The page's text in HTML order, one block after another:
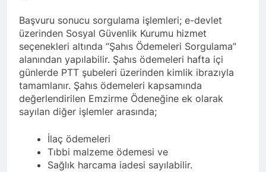
Başvuru sonucu sorgulama işlemleri; e-devlet
üzerinden Sosyal Güvenlik Kurumu hizmet
seçenekleri altında “Şahıs Ödemeleri Sorgulama”
alanından yapılabilir. Şahıs ödemeleri hafta içi
günlerde PTT şubeleri üzerinden kimlik ibrazıyla
tamamlanır. Şahıs ödemeleri kapsamında
değerlendirilen Emzirme Ödeneğine ek olarak
sayılan diğer işlemler arasında;
İlaç ödemeleri
Tıbbi malzeme ödemesi ve
Sağlık harcama iadesi sayılabilir.